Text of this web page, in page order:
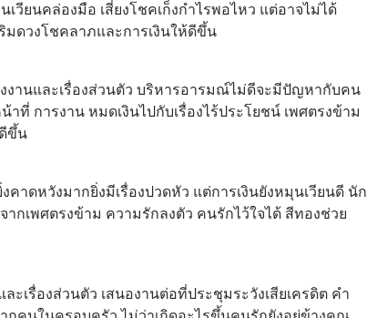
วียนคล่องมือ เสี่ยงโชคเก็งกำไรพอไหว แต่อาจไม่ได้
มดวงโชคลาภและการเงินให้ดีขึ้น
งานและเรื่องส่วนตัว บริหารอารมณ์ไม่ดีจะมีปัญหากับคน
ที่ การงาน หมดเงินไปกับเรื่องไร้ประโยชน์ เพศตรงข้าม
ขึ้น
ดหวังมากยิ่งมีเรื่องปวดหัว แต่การเงินยังหมุนเวียนดี นัก
ากเพศตรงข้าม ความรักลงตัว คนรักไว้ใจได้ สีทองช่วย
เรื่องส่วนตัว เสนองานต่อที่ประชุมระวังเสียเครดิต คำ